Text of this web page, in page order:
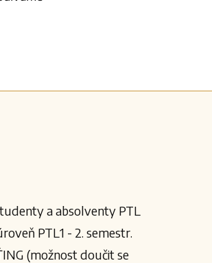
a absolventy PTL
PTL1 - 2. semestr.
(možnost doučit se